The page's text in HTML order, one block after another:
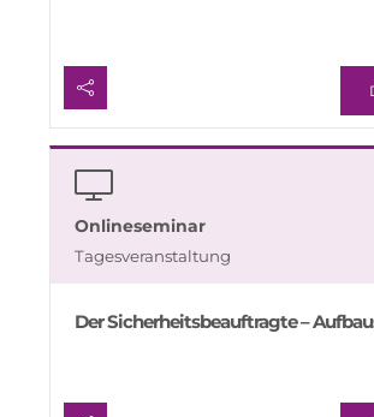
Onlineseminar
Tagesveranstaltung
Der Sicherheitsbeauftragte –